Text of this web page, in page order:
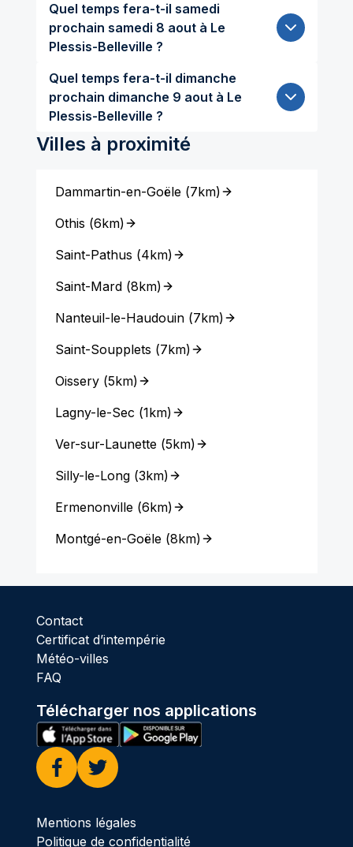
Quel temps fera-t-il samedi
prochain samedi 8 aout à Le
Plessis-Belleville ?
Quel temps fera-t-il dimanche
prochain dimanche 9 aout à Le
Plessis-Belleville ?
Villes à proximité
Dammartin-en-Goële(7km)
Othis (6km)
Saint-Pathus (4km)
Saint-Mard(8km)
Nanteuil-le-Haudouin(7km)
Saint-Soupplets (7km)
Oissery(5km)
Lagny-le-Sec (1km)
Ver-sur-Launette(5km)
Silly-le-Long(3km)
Ermenonville(6km)
Montgé-en-Goële(8km)
Contact
Certificat d’intempérie
Météo-villes
FAQ
Télécharger nos applications
Facebook
Twitter
Mentions légales
Politique de confidentialité